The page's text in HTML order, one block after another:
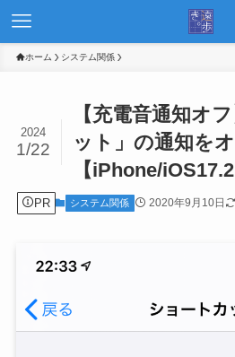
ホーム システム関係
【充電音通知オ
ット」の通知を
【iPhone/
2024
1/22
PR システム関係 2020年9月10日